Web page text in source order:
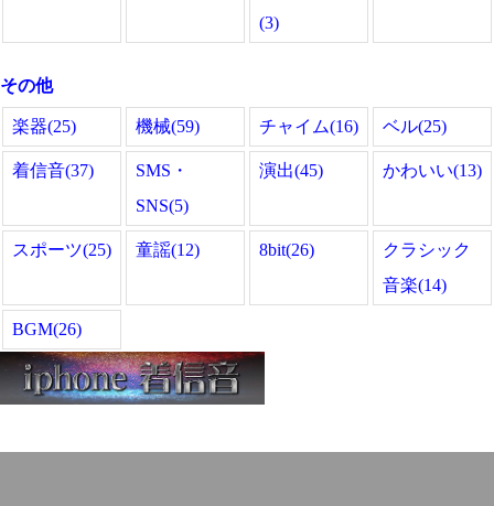
(3)
その他
楽器(25) 機械(59) チャイム(16) ベル(25)
着信音(37)
SMS・
SNS(5)
演出(45) かわいい(13)
スポーツ(25) 童謡(12) 8bit(26)
クラシック
音楽(14)
BGM(26)